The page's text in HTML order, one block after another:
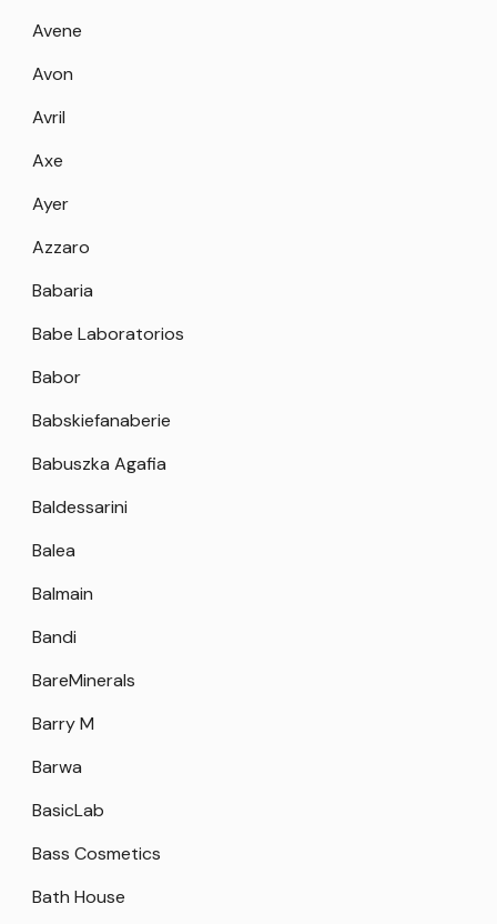
Avene
Avon
Avril
Axe
Ayer
Azzaro
Babaria
Babe Laboratorios
Babor
Babskiefanaberie
Babuszka Agafia
Baldessarini
Balea
Balmain
Bandi
BareMinerals
Barry M
Barwa
BasicLab
Bass Cosmetics
Bath House